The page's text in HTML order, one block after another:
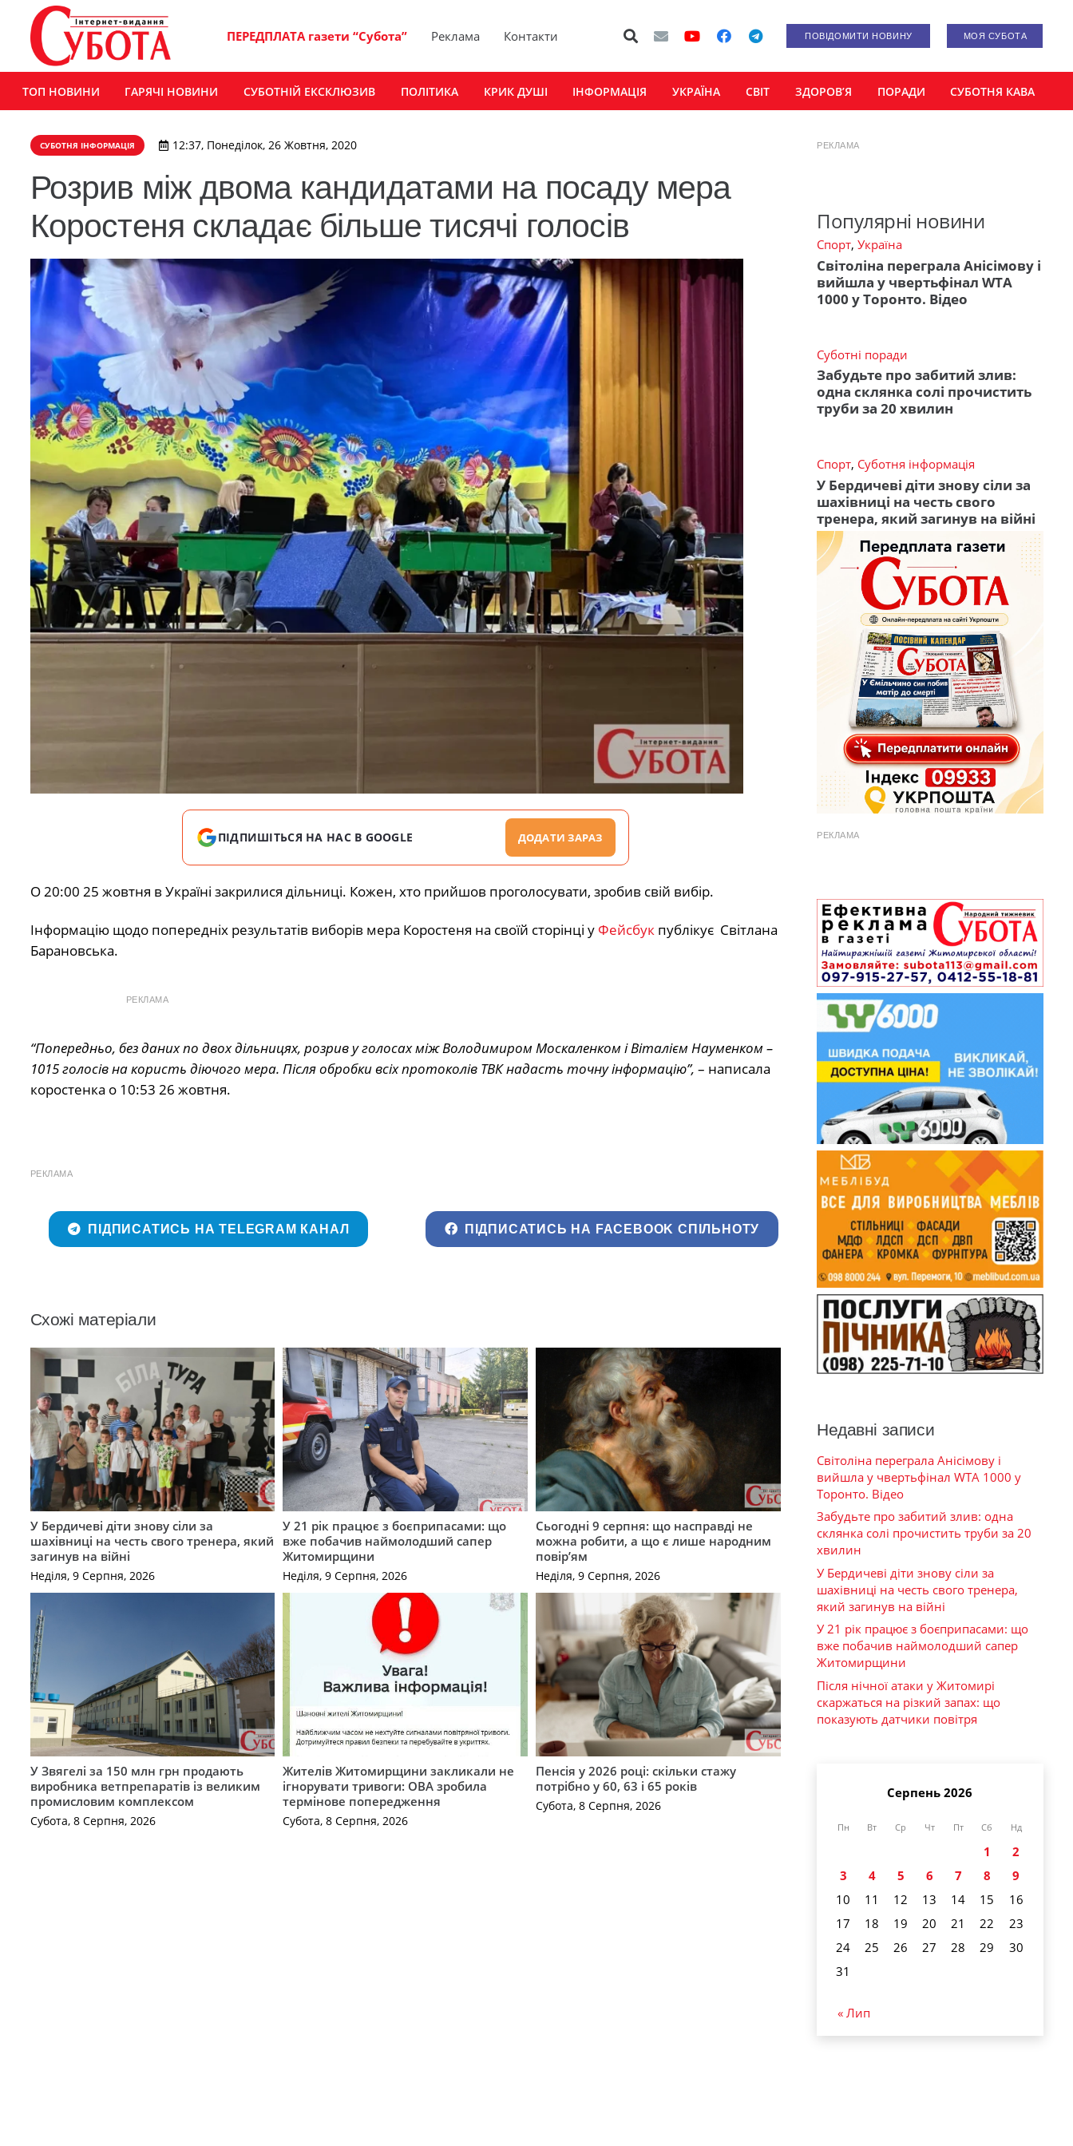
ПЕРЕДПЛАТА газети “Субота” Реклама Контакти ПОВІДОМИТИ НОВИНУ МОЯ СУБОТА
ТОП НОВИНИ ГАРЯЧІ НОВИНИ СУБОТНІЙ ЕКСКЛЮЗИВ ПОЛІТИКА КРИК ДУШІ ІНФОРМАЦІЯ УКРАЇНА СВІТ ЗДОРОВ’Я ПОРАДИ СУБОТНЯ КАВА
СУБОТНЯ ІНФОРМАЦІЯ 12:37, Понеділок, 26 Жовтня, 2020
Розрив між двома кандидатами на посаду мера
Коростеня складає більше тисячі голосів
ПІДПИШІТЬСЯ НА НАС В GOOGLE ДОДАТИ ЗАРАЗ
О 20:00 25 жовтня в Україні закрилися дільниці. Кожен, хто прийшов проголосувати, зробив свій вибір.
Інформацію щодо попередніх результатів виборів мера Коростеня на своїй сторінці у Фейсбукпублікує Світлана
Барановська.
РЕКЛАМА
“Попередньо, без даних по двох дільницях, розрив у голосах між Володимиром Москаленком і Віталієм Науменком –
1015 голосів на користь діючого мера. Після обробки всіх протоколів ТВК надасть точну інформацію”, – написала
коростенка о 10:53 26 жовтня.
РЕКЛАМА
ПІДПИСАТИСЬ НА TELEGRAM КАНАЛ ПІДПИСАТИСЬ НА FACEBOOK СПІЛЬНОТУ
Схожі матеріали
У Бердичеві діти знову сіли за
шахівниці на честь свого тренера, який
загинув на війні
Неділя, 9 Серпня, 2026
У 21 рік працює з боєприпасами: що
вже побачив наймолодший сапер
Житомирщини
Неділя, 9 Серпня, 2026
Сьогодні 9 серпня: що насправді не
можна робити, а що є лише народним
повір’ям
Неділя, 9 Серпня, 2026
У Звягелі за 150 млн грн продають
виробника ветпрепаратів із великим
промисловим комплексом
Субота, 8 Серпня, 2026
Жителів Житомирщини закликали не
ігнорувати тривоги: ОВА зробила
термінове попередження
Субота, 8 Серпня, 2026
Пенсія у 2026 році: скільки стажу
потрібно у 60, 63 і 65 років
Субота, 8 Серпня, 2026
РЕКЛАМА
Популярні новини
Спорт, Україна
Світоліна переграла Анісімову і
вийшла у чвертьфінал WTA
1000 у Торонто. Відео
Суботні поради
Забудьте про забитий злив:
одна склянка солі прочистить
труби за 20 хвилин
Спорт, Суботня інформація
У Бердичеві діти знову сіли за
шахівниці на честь свого
тренера, який загинув на війні
РЕКЛАМА
Недавні записи
Світоліна переграла Анісімову і
вийшла у чвертьфінал WTA 1000 у
Торонто. Відео
Забудьте про забитий злив: одна
склянка солі прочистить труби за 20
хвилин
У Бердичеві діти знову сіли за
шахівниці на честь свого тренера,
який загинув на війні
У 21 рік працює з боєприпасами: що
вже побачив наймолодший сапер
Житомирщини
Після нічної атаки у Житомирі
скаржаться на різкий запах: що
показують датчики повітря
Серпень 2026
Пн Вт Ср Чт Пт Сб Нд
1
2
3
4 5 6 7 8
9
10
11 12 13 14 15
16
17
18 19 20 21 22
23
24
25 26 27 28 29
30
31
« Лип